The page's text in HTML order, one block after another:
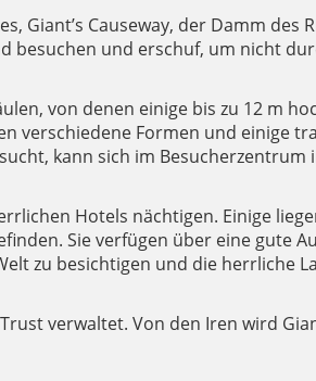
Causeway, der Damm des
besuchen und erschuf, um nicht
von denen einige bis zu 12 m
verschiedene Formen und einige
kann sich im
Hotels nächtigen. Einige
Sie verfügen über eine gute
zu besichtigen und die herrliche
verwaltet. Von den Iren wird